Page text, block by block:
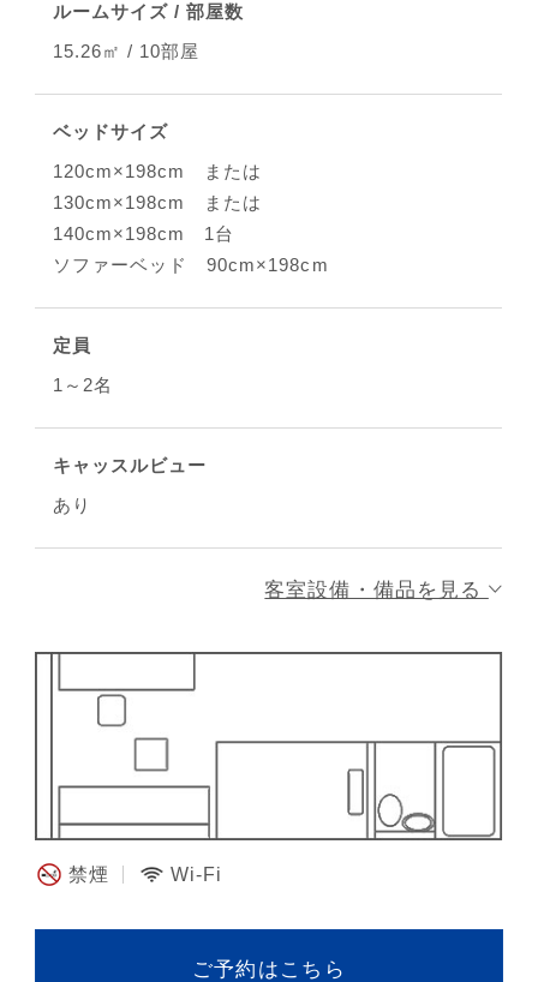
禁煙 Wi-Fi
ルームサイズ / 部屋数
15.26㎡ / 10部屋
ベッドサイズ
120cm×198cm または
130cm×198cm または
140cm×198cm 1台
ソファーベッド 90cm×198cm
定員
1～2名
キャッスルビュー
あり
客室設備・備品を見る
ご予約はこちら